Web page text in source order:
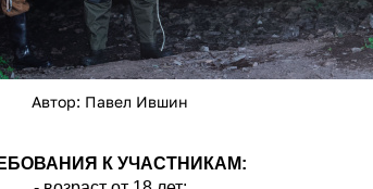
Автор: Павел Ившин
К УЧАСТНИКАМ: